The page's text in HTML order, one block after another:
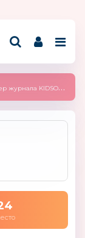
2025 (сентябрь)